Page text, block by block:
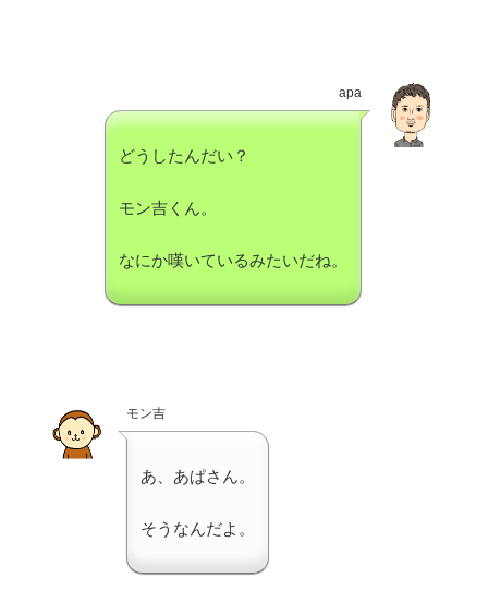
apa
どうしたんだい？
モン吉くん。
なにか嘆いているみたいだね。
モン吉
あ、あぱさん。
そうなんだよ。